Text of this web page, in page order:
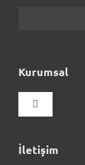
Kurumsal
Gezinmeyi
İletişim